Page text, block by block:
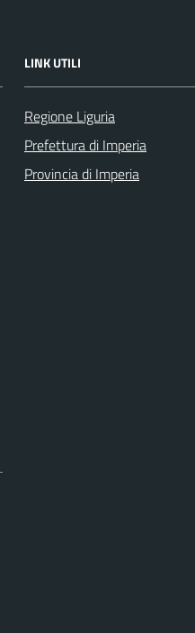
LINK UTILI
Regione Liguria
Prefettura di Imperia
Provincia di Imperia